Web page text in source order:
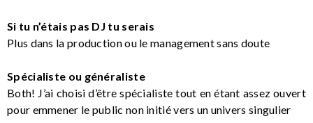
Si tu n’étais pas DJ tu serais
Plus dans la production ou le management sans doute
Spécialiste ou généraliste
Both! J’ai choisi d’être spécialiste tout en étant assez ouvert
pour emmener le public non initié vers un univers singulier